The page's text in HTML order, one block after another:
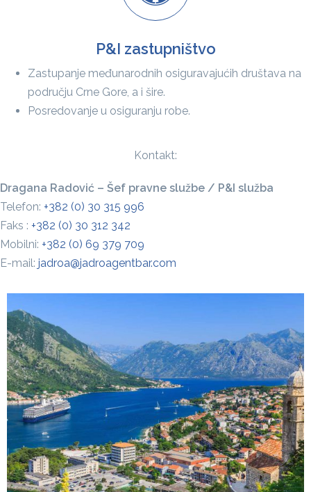
P&I zastupništvo
Zastupanje međunarodnih osiguravajućih društava na
području Crne Gore, a i šire.
Posredovanje u osiguranju robe.
Kontakt:
Dragana Radović – Šef pravne službe / P&I služba
Telefon: +382 (0) 30 315 996
Faks : +382 (0) 30 312 342
Mobilni: +382 (0) 69 379 709
E-mail: jadroa@jadroagentbar.com